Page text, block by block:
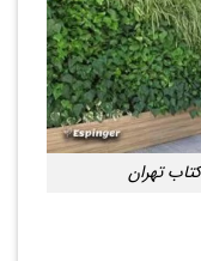
تهران